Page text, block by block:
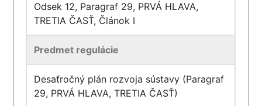
Odsek 12, Paragraf 29, PRVÁ HLAVA,
TRETIA ČASŤ, Článok I
Predmet regulácie
Desaťročný plán rozvoja sústavy (Paragraf
29, PRVÁ HLAVA, TRETIA ČASŤ)